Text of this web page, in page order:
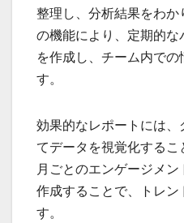
整理し、分析結果をわか
の機能により、定期的な
を作成し、チーム内での
す。
効果的なレポートには
てデータを視覚化するこ
月ごとのエンゲージメ
作成することで、トレン
す。